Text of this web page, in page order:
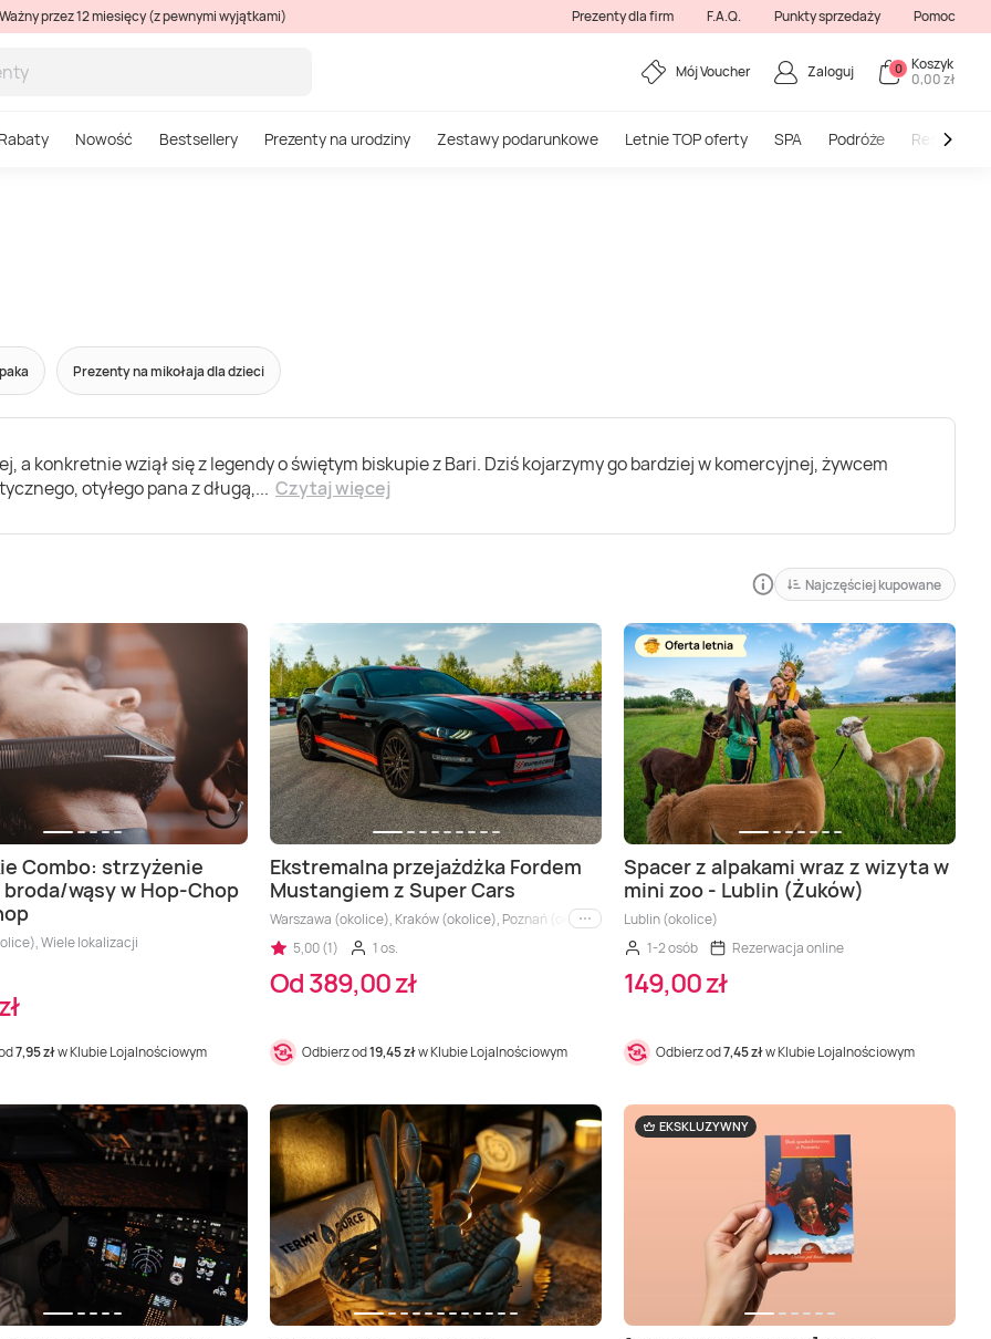
Ważny przez 12 miesięcy (z pewnymi wyjątkami) Prezenty dla firm F.A.Q. Punkty sprzedaży Pomoc
Mój Voucher Zaloguj 0 Koszyk
0,00 zł
Rabaty Nowość Bestsellery Prezenty na urodziny Zestawy podarunkowe Letnie TOP oferty SPA Podróże
Prezenty na mikołaja dla dzieci
a konkretnie wziął się z legendy o świętym biskupie z Bari. Dziś kojarzymy go bardziej w komercyjnej, żywcem
otyłego pana z długą,... Czytaj więcej
Najczęściej kupowane
Combo: strzyżenie
broda/wąsy w Hop-Chop
Wiele lokalizacji
7,95 złw Klubie Lojalnościowym
Ekstremalna przejażdżka Fordem
Mustangiem z Super Cars
Warszawa (okolice), Kraków (okolice), Poznań (okolice), Wrocław (okolice), Łódź (okolice), Wiele lokalizacji,
i inne
5,00 (1)
1 os.
Od 389,00 zł
Odbierz od19,45 złw Klubie Lojalnościowym
Spacer z alpakami wraz z wizyta w
mini zoo - Lublin (Żuków)
Lublin (okolice)
1-2 osób
Rezerwacja online
149,00 zł
Odbierz od7,45 złw Klubie Lojalnościowym
EKSKLUZYWNY